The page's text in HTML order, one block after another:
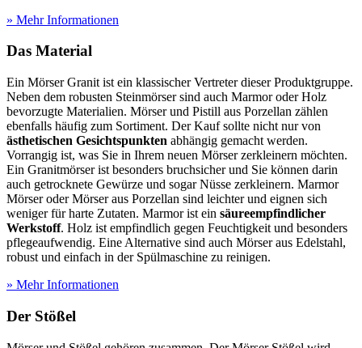
» Mehr Informationen
Das Material
Ein Mörser Granit ist ein klassischer Vertreter dieser Produktgruppe.
Neben dem robusten Steinmörser sind auch Marmor oder Holz
bevorzugte Materialien. Mörser und Pistill aus Porzellan zählen
ebenfalls häufig zum Sortiment. Der Kauf sollte nicht nur von
ästhetischen Gesichtspunkten abhängig gemacht werden.
Vorrangig ist, was Sie in Ihrem neuen Mörser zerkleinern möchten.
Ein Granitmörser ist besonders bruchsicher und Sie können darin
auch getrocknete Gewürze und sogar Nüsse zerkleinern. Marmor
Mörser oder Mörser aus Porzellan sind leichter und eignen sich
weniger für harte Zutaten. Marmor ist ein säureempfindlicher
Werkstoff. Holz ist empfindlich gegen Feuchtigkeit und besonders
pflegeaufwendig. Eine Alternative sind auch Mörser aus Edelstahl,
robust und einfach in der Spülmaschine zu reinigen.
» Mehr Informationen
Der Stößel